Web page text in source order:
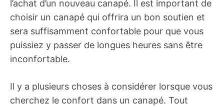
l’achat d’un nouveau canapé. Il est important de
choisir un canapé qui offrira un bon soutien et
sera suffisamment confortable pour que vous
puissiez y passer de longues heures sans être
inconfortable.
Il y a plusieurs choses à considérer lorsque vous
cherchez le confort dans un canapé. Tout